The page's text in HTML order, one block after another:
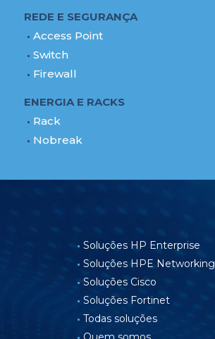
REDE E SEGURANÇA
Access Point
Switch
Firewall
ENERGIA E RACKS
Rack
Nobreak
Soluções HP Enterprise
Soluções HPE Networking
Soluções Cisco
Soluções Fortinet
Todas soluções